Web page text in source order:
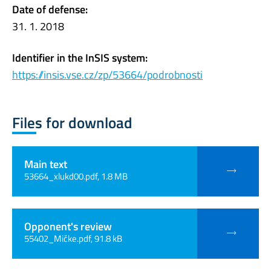
Date of defense:
31. 1. 2018
Identifier in the InSIS system:
https://insis.vse.cz/zp/53664/podrobnosti
Files for download
Main text
53664_xlukd00.pdf, 1.8 MB
Opponent's review
55402_Mičke.pdf, 91.8 kB